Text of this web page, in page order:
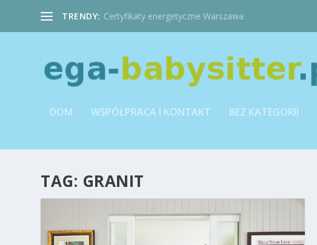
TRENDY: Certyfikaty energetyczne Warszawa
DOM WSPÓŁPRACA I KONTAKT BEZ KATEGORII
TAG: GRANIT